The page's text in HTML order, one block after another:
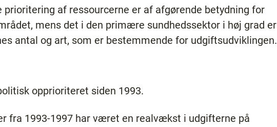
af ressourcerne er af afgørende betydning for
mens det i den primære sundhedssektor i høj grad er
antal og art, som er bestemmende for udgiftsudviklingen.
opprioriteret siden 1993.
fra 1993-1997 har været en realvækst i udgifterne på